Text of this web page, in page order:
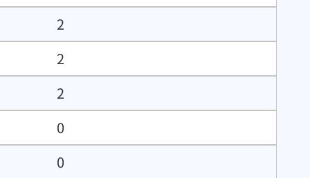
2
2
2
0
0